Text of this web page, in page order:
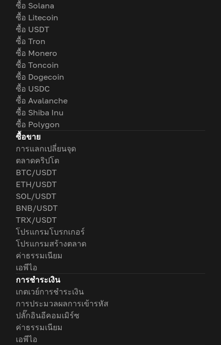
ซื้อ Solana
ซื้อ Litecoin
ซื้อ USDT
ซื้อ Tron
ซื้อ Monero
ซื้อ Toncoin
ซื้อ Dogecoin
ซื้อ USDC
ซื้อ Avalanche
ซื้อ Shiba Inu
ซื้อ Polygon
ซื้อขาย
การแลกเปลี่ยนจุด
ตลาดคริปโต
BTC/USDT
ETH/USDT
SOL/USDT
BNB/USDT
TRX/USDT
โปรแกรมโบรกเกอร์
โปรแกรมสร้างตลาด
ค่าธรรมเนียม
เอพีไอ
การชำระเงิน
เกตเวย์การชำระเงิน
การประมวลผลการเข้ารหัส
ปลั๊กอินอีคอมเมิร์ซ
ค่าธรรมเนียม
เอพีไอ